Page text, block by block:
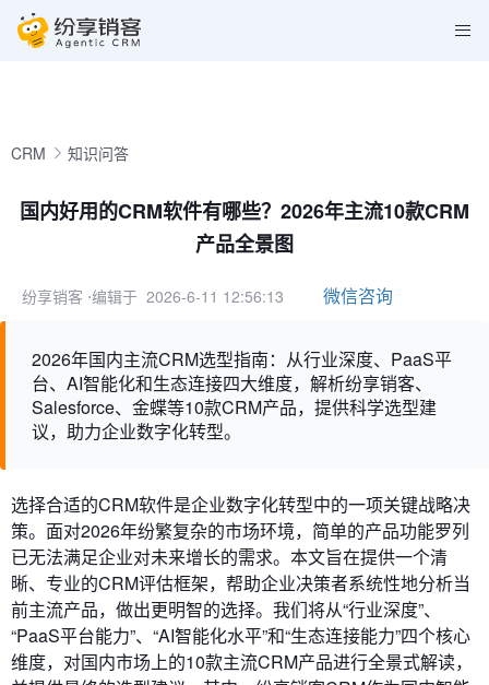
CRM 知识问答
国内好用的CRM软件有哪些？2026年主流10款CRM
产品全景图
纷享销客 ⋅编辑于 2026-6-11 12:56:13 微信咨询
2026年国内主流CRM选型指南：从行业深度、PaaS平
台、AI智能化和生态连接四大维度，解析纷享销客、
Salesforce、金蝶等10款CRM产品，提供科学选型建
议，助力企业数字化转型。
选择合适的CRM软件是企业数字化转型中的一项关键战略决
策。面对2026年纷繁复杂的市场环境，简单的产品功能罗列
已无法满足企业对未来增长的需求。本文旨在提供一个清
晰、专业的CRM评估框架，帮助企业决策者系统性地分析当
前主流产品，做出更明智的选择。我们将从“行业深度”、
“PaaS平台能力”、“AI智能化水平”和“生态连接能力”四个核心
维度，对国内市场上的10款主流CRM产品进行全景式解读，